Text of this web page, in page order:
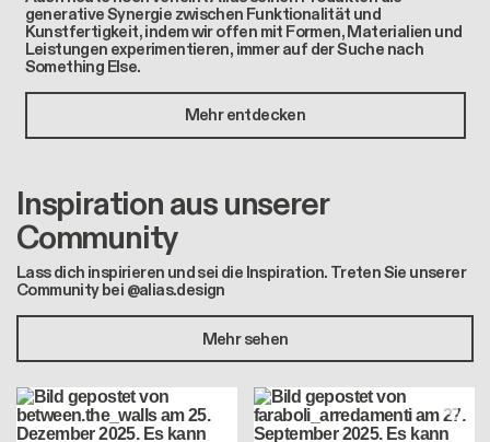
generative Synergie zwischen Funktionalität und
Kunstfertigkeit, indem wir offen mit Formen, Materialien und
Leistungen experimentieren, immer auf der Suche nach
Something Else.
Mehr entdecken
Inspiration aus unserer
Community
Lass dich inspirieren und sei die Inspiration. Treten Sie unserer
Community bei @alias.design
Mehr sehen